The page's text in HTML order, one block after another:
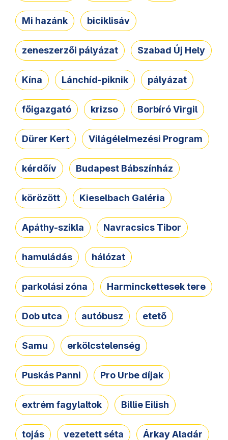
Mi hazánk biciklisáv
zeneszerzői pályázat Szabad Új Hely
Kína Lánchíd-piknik pályázat
főigazgató krizso Borbíró Virgil
Dürer Kert Világélelmezési Program
kérdőív Budapest Bábszínház
körözött Kieselbach Galéria
Apáthy-szikla Navracsics Tibor
hamuládás hálózat
parkolási zóna Harminckettesek tere
Dob utca autóbusz etető
Samu erkölcstelenség
Puskás Panni Pro Urbe díjak
extrém fagylaltok Billie Eilish
tojás vezetett séta Árkay Aladár